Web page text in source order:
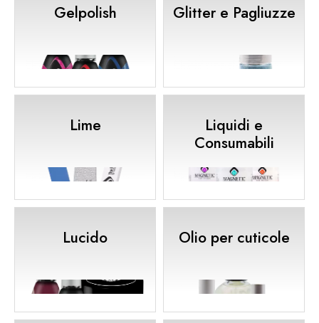
Gelpolish Glitter e Pagliuzze
Lime
Liquidi e
Consumabili
Lucido Olio per cuticole